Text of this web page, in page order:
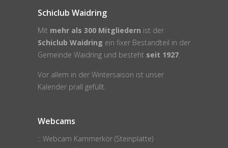
Schiclub Waidringein fixer Bestandteil in der
Gemeinde Waidringund bestehtseit 1927 .
Kalender prall gefüllt.
:: Webcam Bäreck (Steinplatte)